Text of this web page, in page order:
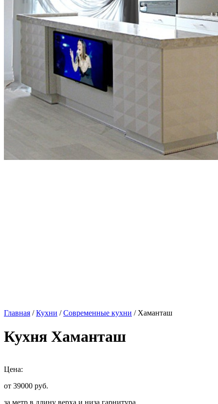
Главная /Кухни /Современные кухни / Хаманташ
Кухня Хаманташ
Цена:
от 39000 руб.
за метр в длину верха и низа гарнитура